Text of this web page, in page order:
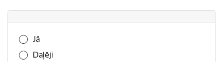
Vai šī informācija bija noderīga?
Jā
Daļēji